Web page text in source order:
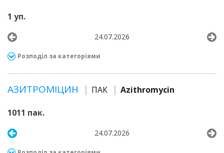
1 уп.
24.07.2026
Розподіл за категоріями
АЗИТРОМІЦИН ПАК Azithromycin
1011 пак.
24.07.2026